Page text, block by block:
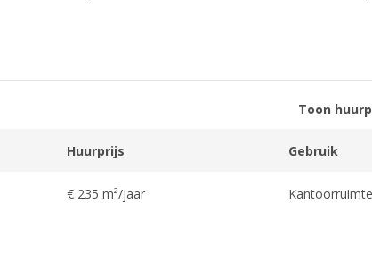
Toon
Huurprijs Gebruik
€ 235 m²/jaar Kantoorruimte